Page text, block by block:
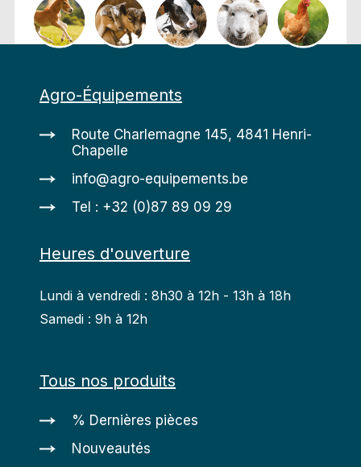
Agro-Équipements
Route Charlemagne 145, 4841 Henri-
Chapelle
info@agro-equipements.be
Tel : +32 (0)87 89 09 29
Heures d'ouverture
Lundi à vendredi : 8h30 à 12h - 13h à 18h
Samedi : 9h à 12h
Tous nos produits
% Dernières pièces
Nouveautés